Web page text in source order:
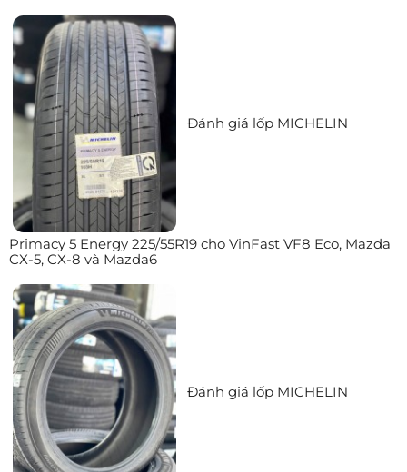
Đánh giá lốp MICHELIN
Primacy 5 Energy 225/55R19 cho VinFast VF8 Eco, Mazda
CX-5, CX-8 và Mazda6
Đánh giá lốp MICHELIN